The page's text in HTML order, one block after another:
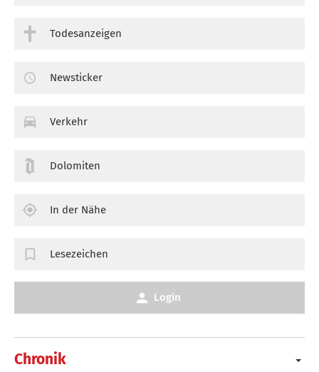
Chronik
Todesanzeigen
Newsticker
Verkehr
Dolomiten
In der Nähe
Lesezeichen
Login